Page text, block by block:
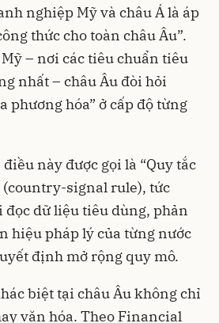
nghiệp Mỹ và châu Á là áp
thức cho toàn châu Âu”.
– nơi các tiêu chuẩn tiêu
nhất – châu Âu đòi hỏi
phương hóa” ở cấp độ từng
này được gọi là “Quy tắc
(country-signal rule), tức
dữ liệu tiêu dùng, phản
hiệu pháp lý của từng nước
định mở rộng quy mô.
biệt tại châu Âu không chỉ
văn hóa. Theo Financial